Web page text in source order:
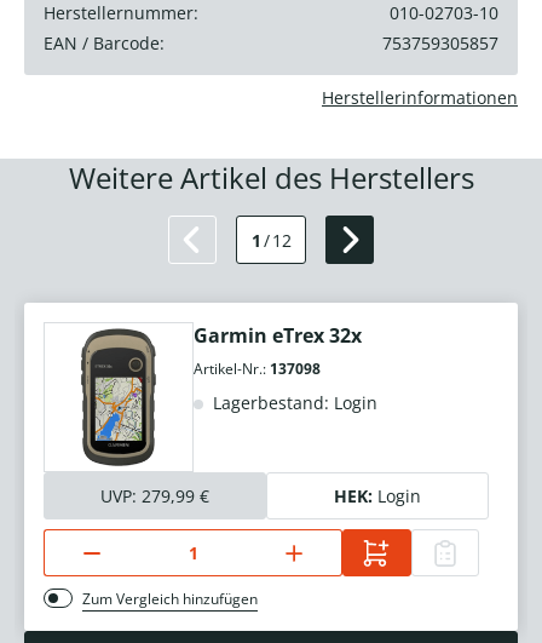
Herstellernummer:
010-02703-10
EAN / Barcode:
753759305857
Herstellerinformationen
Weitere Artikel des Herstellers
1 /12
Garmin eTrex 32x
Artikel-Nr.: 137098
Lagerbestand: Login
UVP: 279,99 € HEK: Login
Zum Vergleich hinzufügen